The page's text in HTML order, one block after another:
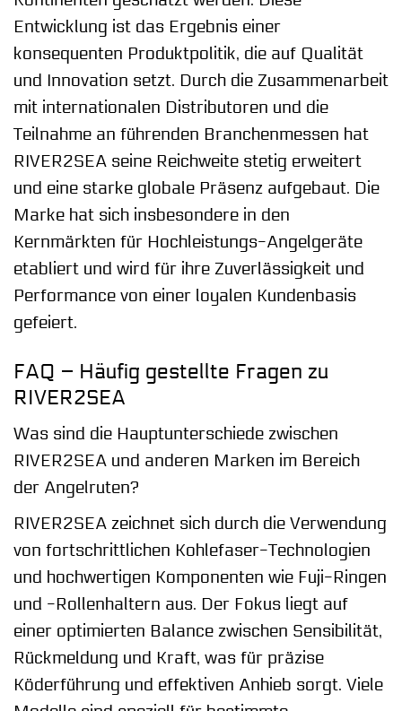
Entwicklung ist das Ergebnis einer
konsequenten Produktpolitik, die auf Qualität
und Innovation setzt. Durch die Zusammenarbeit
mit internationalen Distributoren und die
Teilnahme an führenden Branchenmessen hat
RIVER2SEA seine Reichweite stetig erweitert
und eine starke globale Präsenz aufgebaut. Die
Marke hat sich insbesondere in den
Kernmärkten für Hochleistungs-Angelgeräte
etabliert und wird für ihre Zuverlässigkeit und
Performance von einer loyalen Kundenbasis
gefeiert.
FAQ – Häufig gestellte Fragen zu
RIVER2SEA
Was sind die Hauptunterschiede zwischen
RIVER2SEA und anderen Marken im Bereich
der Angelruten?
RIVER2SEA zeichnet sich durch die Verwendung
von fortschrittlichen Kohlefaser-Technologien
und hochwertigen Komponenten wie Fuji-Ringen
und -Rollenhaltern aus. Der Fokus liegt auf
einer optimierten Balance zwischen Sensibilität,
Rückmeldung und Kraft, was für präzise
Köderführung und effektiven Anhieb sorgt. Viele